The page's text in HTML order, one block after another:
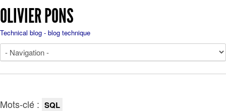
OLIVIER PONS
Technical blog - blog technique
Mots-clé : SQL